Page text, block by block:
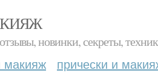
новинки, секреты,
макияж прически и